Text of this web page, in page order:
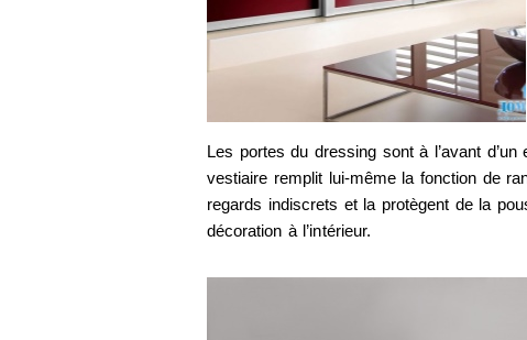
Les portes du dressing sont à l’avant
vestiaire remplit lui-même la fonction de
regards indiscrets et la protègent de la
décoration à l’intérieur.